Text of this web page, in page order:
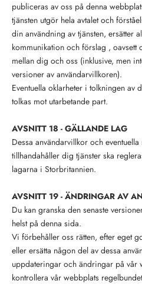
publiceras av oss på denna
tjänsten utgör hela avtalet och
din användning av tjänsten, ersätter
kommunikation och förslag , oavsett
mellan dig och oss (inklusive, men
versioner av användarvillkoren).
Eventuella oklarheter i tolkningen av
tolkas mot utarbetande part.
AVSNITT 18 - GÄLLANDE LAG
Dessa användarvillkor och
tillhandahåller dig tjänster ska
lagarna i Storbritannien.
AVSNITT 19 - ÄNDRINGAR AV
Du kan granska den senaste
helst på denna sida.
Vi förbehåller oss rätten, efter eget
eller ersätta någon del av dessa
uppdateringar och ändringar på vår
kontrollera vår webbplats